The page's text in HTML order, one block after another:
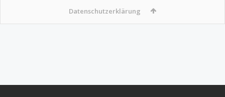
Datenschutzerklärung